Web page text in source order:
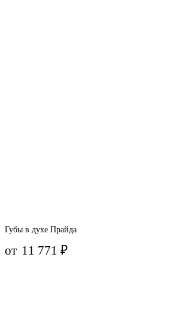
Губы в духе Прайда
от 11 771₽